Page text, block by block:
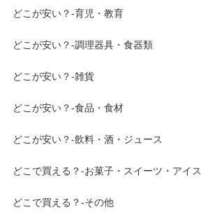
どこが安い？-育児・教育
どこが安い？-調理器具・食器類
どこが安い？-雑貨
どこが安い？-食品・食材
どこが安い？-飲料・酒・ジュース
どこで買える？-お菓子・スイーツ・アイス
どこで買える？-その他